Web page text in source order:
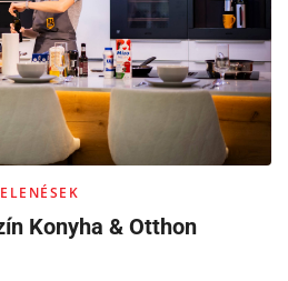
Konyha & Otthon